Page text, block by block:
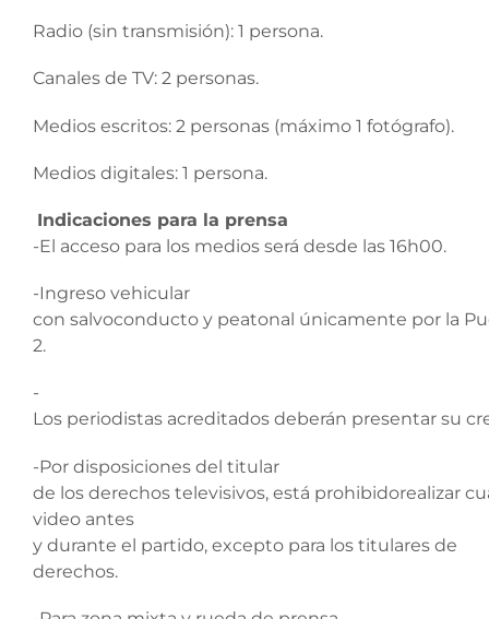
Radio (sin transmisión): 1 persona.
Canales de TV: 2 personas.
Medios escritos: 2 personas (máximo 1 fotógrafo).
Medios digitales: 1 persona.
Indicaciones para la prensa
-El acceso para los medios será desde las 16h00.
-Ingreso vehicular
con salvoconducto y peatonal únicamente por la
2.
-
Los periodistas acreditados deberán presentar su
-Por disposiciones del titular
de los derechos televisivos, está prohibidorealizar
video antes
y durante el partido, excepto para los titulares de
derechos.